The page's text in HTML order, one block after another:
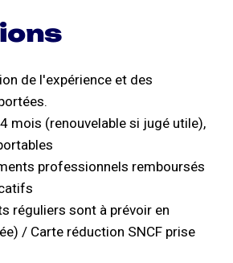
de l'expérience et des
mois (renouvelable si jugé utile),
professionnels remboursés
réguliers sont à prévoir en
/ Carte réduction SNCF prise